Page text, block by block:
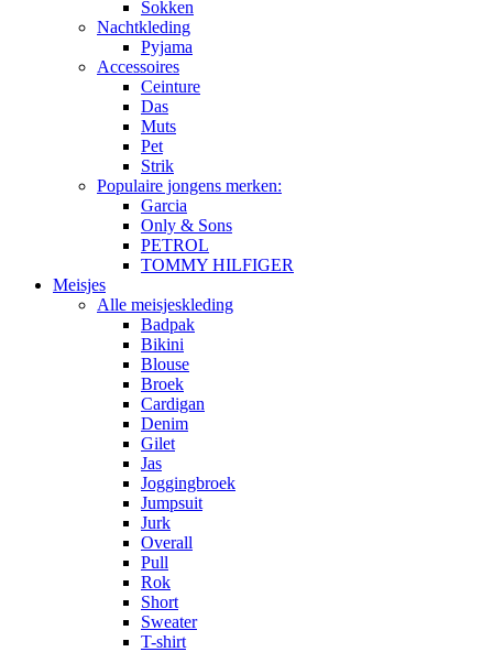
Sokken
Nachtkleding
Pyjama
Accessoires
Ceinture
Das
Muts
Pet
Strik
Populaire jongens merken:
Garcia
Only & Sons
PETROL
TOMMY HILFIGER
Meisjes
Alle meisjeskleding
Badpak
Bikini
Blouse
Broek
Cardigan
Denim
Gilet
Jas
Joggingbroek
Jumpsuit
Jurk
Overall
Pull
Rok
Short
Sweater
T-shirt